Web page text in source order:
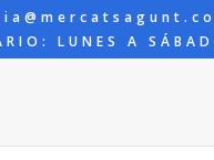
LUNES A